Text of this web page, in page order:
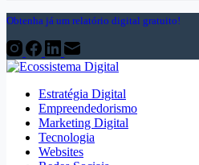
Obtenha já um relatório digital gratuito!
Estratégia Digital
Empreendedorismo
Marketing Digital
Tecnologia
Websites